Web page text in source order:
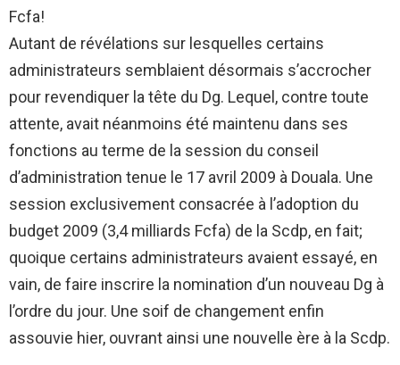
Fcfa!
Autant de révélations sur lesquelles certains
administrateurs semblaient désormais s’accrocher
pour revendiquer la tête du Dg. Lequel, contre toute
attente, avait néanmoins été maintenu dans ses
fonctions au terme de la session du conseil
d’administration tenue le 17 avril 2009 à Douala. Une
session exclusivement consacrée à l’adoption du
budget 2009 (3,4 milliards Fcfa) de la Scdp, en fait;
quoique certains administrateurs avaient essayé, en
vain, de faire inscrire la nomination d’un nouveau Dg à
l’ordre du jour. Une soif de changement enfin
assouvie hier, ouvrant ainsi une nouvelle ère à la Scdp.